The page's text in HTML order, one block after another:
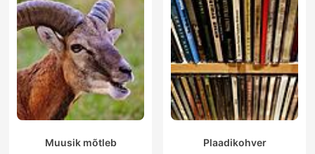
Muusik mõtleb Plaadikohver